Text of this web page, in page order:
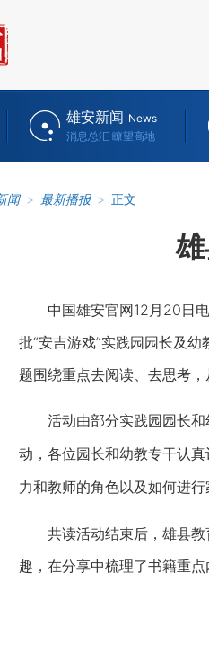
雄安新闻 News
消息总汇 瞭望高地
闻 > 最新播报 > 正文
中国雄安官网12月20日电
批“安吉游戏”实践园园长及
题围绕重点去阅读、去思考
活动由部分实践园园长和
动，各位园长和幼教专干认
力和教师的角色以及如何进
共读活动结束后，雄县教
趣，在分享中梳理了书籍重